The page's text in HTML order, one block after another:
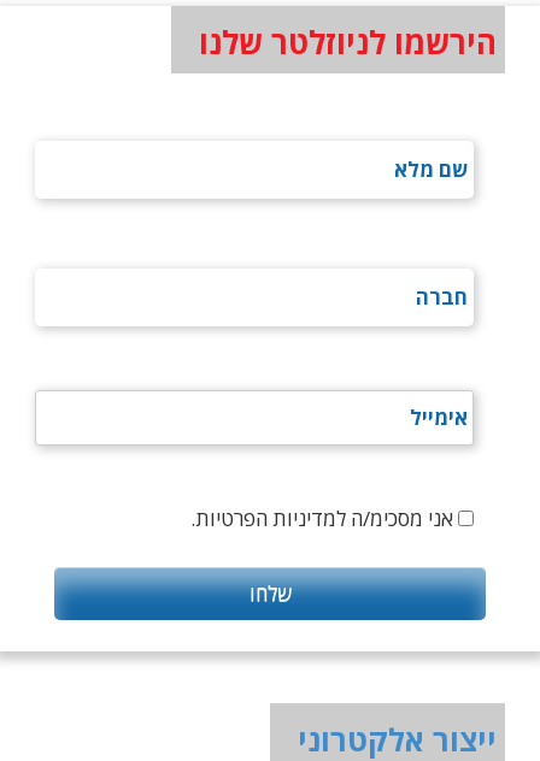
הירשמו לניוזלטר שלנו
אני מסכימ/ה למדיניות הפרטיות.
ייצור אלקטרוני